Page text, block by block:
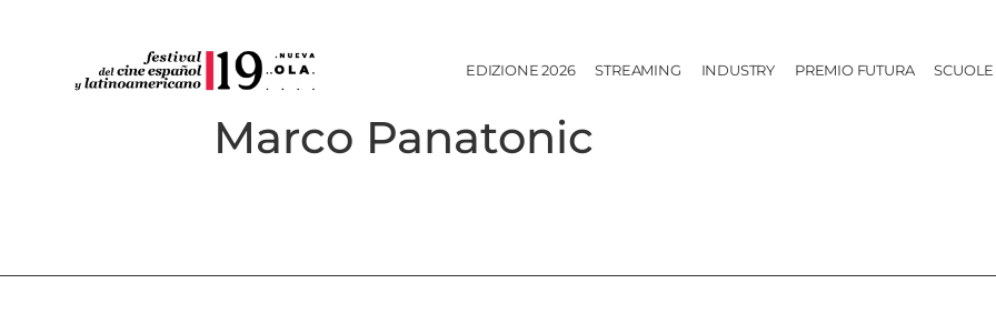
EDIZIONE 2026 STREAMING INDUSTRY PREMIO FUTURA SCUOLE
Marco Panatonic